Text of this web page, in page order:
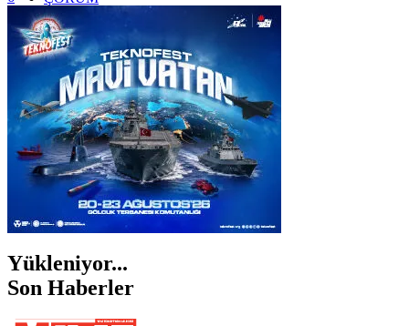
İSTANBUL
İZMİR
ŞANLIURFA
ŞIRNAK
Yükleniyor...
Son Haberler